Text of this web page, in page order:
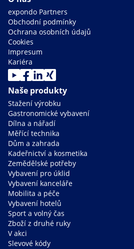
expondo Partners
Obchodní podmínky
Ochrana osobních údajů
Cookies
Impresum
Kariéra
Naše produkty
Stažení výrobku
Gastronomické vybavení
Dílna a nářadí
Měřící technika
Dům a zahrada
Kadeřnictví a kosmetika
Zemědělské potřeby
Vybavení pro úklid
Vybavení kanceláře
Mobilita a péče
Vybavení hotelů
Sport a volný čas
Zboží z druhé ruky
V akci
Slevové kódy